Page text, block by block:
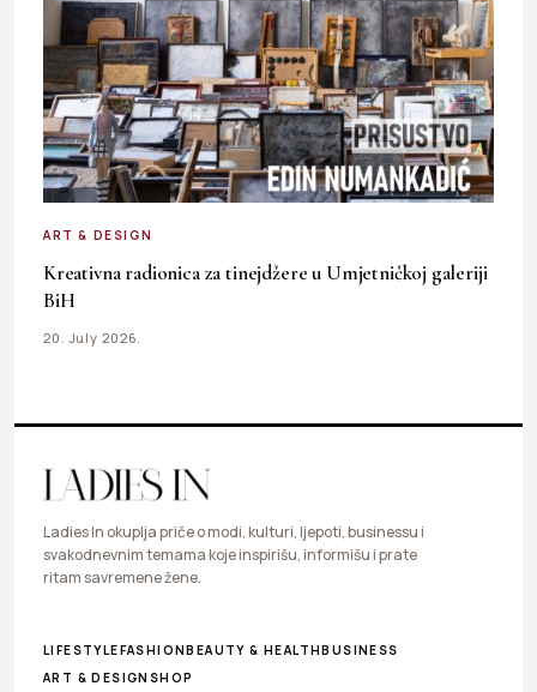
ART & DESIGN
Kreativna radionica za tinejdžere u Umjetničkoj galeriji
BiH
20. July 2026.
Ladies In okuplja priče o modi, kulturi, ljepoti, businessu i
svakodnevnim temama koje inspirišu, informišu i prate
ritam savremene žene.
LIFESTYLEFASHIONBEAUTY & HEALTHBUSINESS
ART & DESIGN SHOP